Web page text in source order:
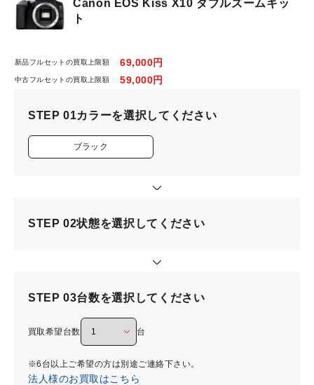
Canon EOS Kiss X10 ダブルズームキッ
ト
新品フルセットの買取上限額 69,000円
中古フルセットの買取上限額 59,000円
STEP 01カラーを選択してください
ブラック
STEP 02状態を選択してください
STEP 03台数を選択してください
買取希望台数 台
※6台以上ご希望の方は別途ご連絡下さい。
法人様のお買取はこちら